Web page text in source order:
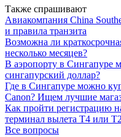
Также спрашивают
Авиакомпания China
и правила транзита
Возможна ли
несколько месяцев?
В аэропорту в Сингапуре
сингапурский доллар?
Где в Сингапуре можно
Canon? Ищем лучшие
Как пройти регистрацию
терминал вылета T4 или
Все вопросы